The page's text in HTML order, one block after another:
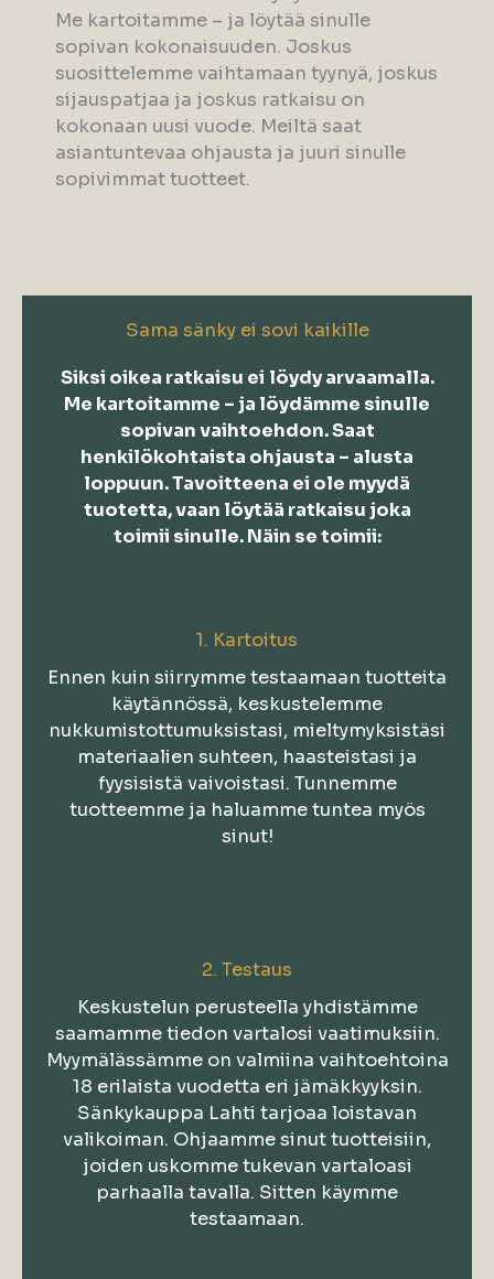
Me kartoitamme – ja löytää sinulle
sopivan kokonaisuuden. Joskus
suosittelemme vaihtamaan tyynyä, joskus
sijauspatjaa ja joskus ratkaisu on
kokonaan uusi vuode. Meiltä saat
asiantuntevaa ohjausta ja juuri sinulle
sopivimmat tuotteet.
Sama sänky ei sovi kaikille
Siksi oikea ratkaisu ei löydy arvaamalla.
Me kartoitamme – ja löydämme sinulle
sopivan vaihtoehdon. Saat
henkilökohtaista ohjausta – alusta
loppuun. Tavoitteena ei ole myydä
tuotetta, vaan löytää ratkaisu joka
toimii sinulle. Näin se toimii:
1. Kartoitus
Ennen kuin siirrymme testaamaan tuotteita
käytännössä, keskustelemme
nukkumistottumuksistasi, mieltymyksistäsi
materiaalien suhteen, haasteistasi ja
fyysisistä vaivoistasi. Tunnemme
tuotteemme ja haluamme tuntea myös
sinut!
2. Testaus
Keskustelun perusteella yhdistämme
saamamme tiedon vartalosi vaatimuksiin.
Myymälässämme on valmiina vaihtoehtoina
18 erilaista vuodetta eri jämäkkyyksin.
Sänkykauppa Lahti tarjoaa loistavan
valikoiman. Ohjaamme sinut tuotteisiin,
joiden uskomme tukevan vartaloasi
parhaalla tavalla. Sitten käymme
testaamaan.